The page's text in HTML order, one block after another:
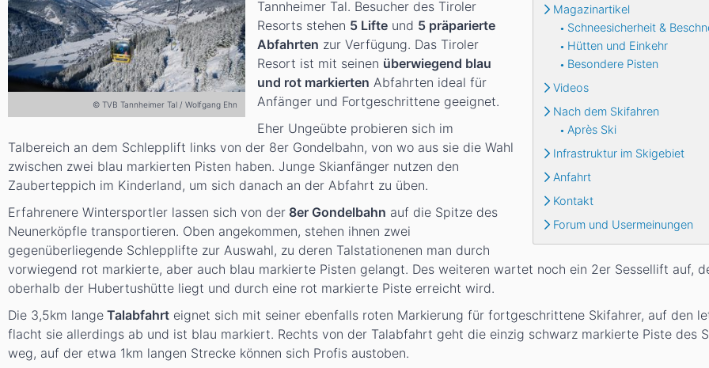
Magazinartikel
Schneesicherheit &
Hütten und Einkehr
Besondere Pisten
Videos
Nach dem Skifahren
Après Ski
Infrastruktur im Skigebiet
Anfahrt
Kontakt
Forum und Usermeinungen
© TVB Tannheimer Tal / Wolfgang Ehn
Tannheimer Tal. Besucher des Tiroler
Resorts stehen 5 Lifte und 5 präparierte
Abfahrten zur Verfügung. Das Tiroler
Resort ist mit seinen überwiegend blau
und rot markierten Abfahrten ideal für
Anfänger und Fortgeschrittene geeignet.
Eher Ungeübte probieren sich im
Talbereich an dem Schlepplift links von der 8er Gondelbahn, von wo aus sie die Wahl
zwischen zwei blau markierten Pisten haben. Junge Skianfänger nutzen den
Zauberteppich im Kinderland, um sich danach an der Abfahrt zu üben.
Erfahrenere Wintersportler lassen sich von der 8er Gondelbahn auf die Spitze des
Neunerköpfle transportieren. Oben angekommen, stehen ihnen zwei
gegenüberliegende Schlepplifte zur Auswahl, zu deren Talstationenen man durch
vorwiegend rot markierte, aber auch blau markierte Pisten gelangt. Des weiteren wartet noch ein 2er Sessellift auf,
oberhalb der Hubertushütte liegt und durch eine rot markierte Piste erreicht wird.
Die 3,5km lange Talabfahrt eignet sich mit seiner ebenfalls roten Markierung für fortgeschrittene Skifahrer, auf den
flacht sie allerdings ab und ist blau markiert. Rechts von der Talabfahrt geht die einzig schwarz markierte Piste des
weg, auf der etwa 1km langen Strecke können sich Profis austoben.